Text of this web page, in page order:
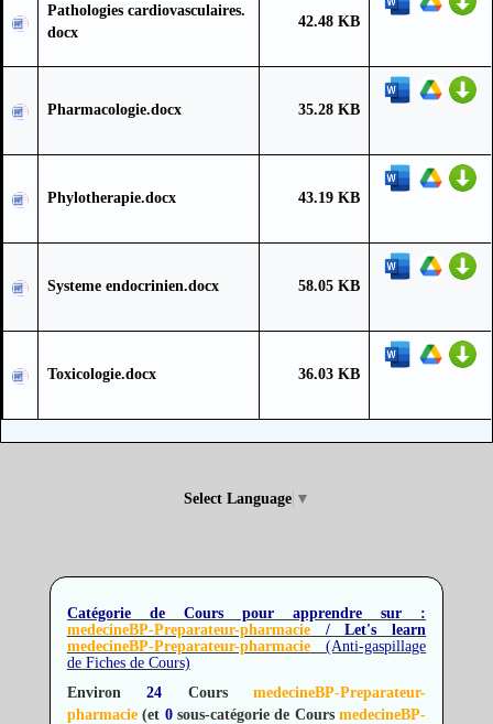
Pathologies cardiovasculaires.
docx
42.48 KB
Pharmacologie.docx 35.28 KB
Phylotherapie.docx 43.19 KB
Systeme endocrinien.docx 58.05 KB
Toxicologie.docx 36.03 KB
Select Language ▼
Catégorie de Cours pour apprendre sur :
medecineBP-Preparateur-pharmacie/ Let's learn
medecineBP-Preparateur-pharmacie(Anti-gaspillage
de Fiches de Cours)
Environ24 CoursmedecineBP-Preparateur-
pharmacie(et 0sous-catégorie de CoursmedecineBP-